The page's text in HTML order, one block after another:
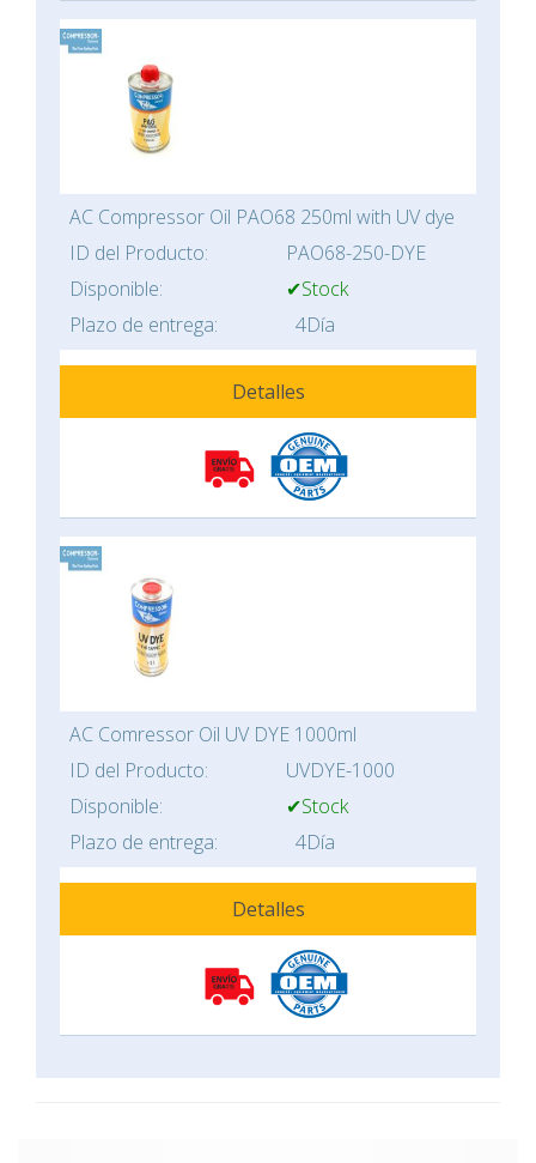
AC Compressor Oil PAO68 250ml with UV dye
ID del Producto:
PAO68-250-DYE
Disponible:
✔Stock
Plazo de entrega:
4Día
Detalles
AC Comressor Oil UV DYE 1000ml
ID del Producto:
UVDYE-1000
Disponible:
✔Stock
Plazo de entrega:
4Día
Detalles